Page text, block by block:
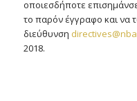
οποιεσδήποτε
το παρόν έγγραφο και να
διεύθυνση
2018.